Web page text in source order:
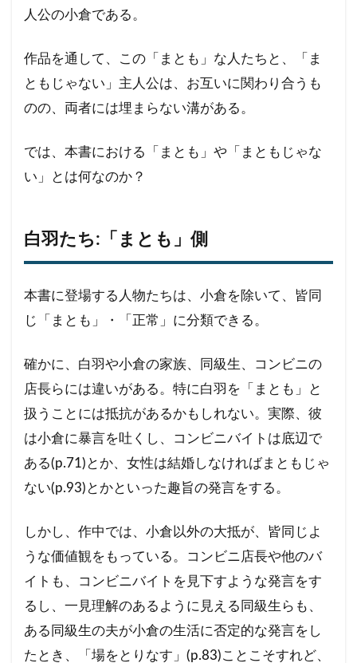
人公の小倉である。
作品を通して、この「まとも」な人たちと、「ま
ともじゃない」主人公は、お互いに関わり合うも
のの、両者には埋まらない溝がある。
では、本書における「まとも」や「まともじゃな
い」とは何なのか？
白羽たち:「まとも」側
本書に登場する人物たちは、小倉を除いて、皆同
じ「まとも」・「正常」に分類できる。
確かに、白羽や小倉の家族、同級生、コンビニの
店長らには違いがある。特に白羽を「まとも」と
扱うことには抵抗があるかもしれない。実際、彼
は小倉に暴言を吐くし、コンビニバイトは底辺で
ある(p.71)とか、女性は結婚しなければまともじゃ
ない(p.93)とかといった趣旨の発言をする。
しかし、作中では、小倉以外の大抵が、皆同じよ
うな価値観をもっている。コンビニ店長や他のバ
イトも、コンビニバイトを見下すような発言をす
るし、一見理解のあるように見える同級生らも、
ある同級生の夫が小倉の生活に否定的な発言をし
たとき、「場をとりなす」(p.83)ことこそすれど、